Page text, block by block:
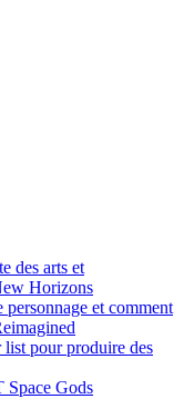
des arts et
Horizons
et comment
pour produire des
Space Gods